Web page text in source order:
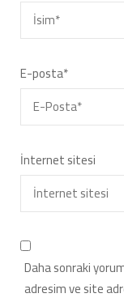
E-posta*
İnternet sitesi
Daha sonraki
adresim ve site